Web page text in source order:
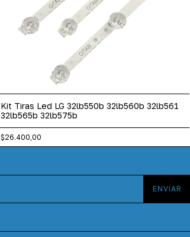
Kit Tiras Led LG 32lb550b 32lb560b 32lb561
32lb565b 32lb575b
$26.400,00